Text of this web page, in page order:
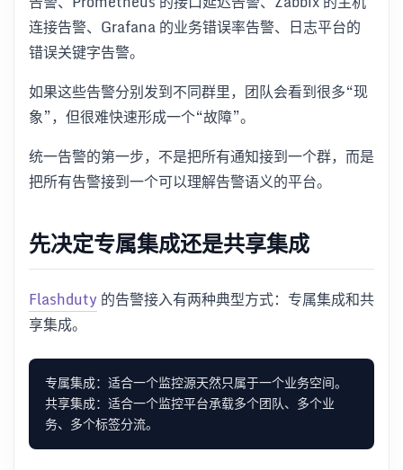
连接告警、Grafana 的业务错误率告警、日志平台的
错误关键字告警。
如果这些告警分别发到不同群里，团队会看到很多“现
象”，但很难快速形成一个“故障”。
统一告警的第一步，不是把所有通知接到一个群，而是
把所有告警接到一个可以理解告警语义的平台。
先决定专属集成还是共享集成
Flashduty 的告警接入有两种典型方式：专属集成和共
享集成。
共享集成：适合一个监控平台承载多个团队、多个业